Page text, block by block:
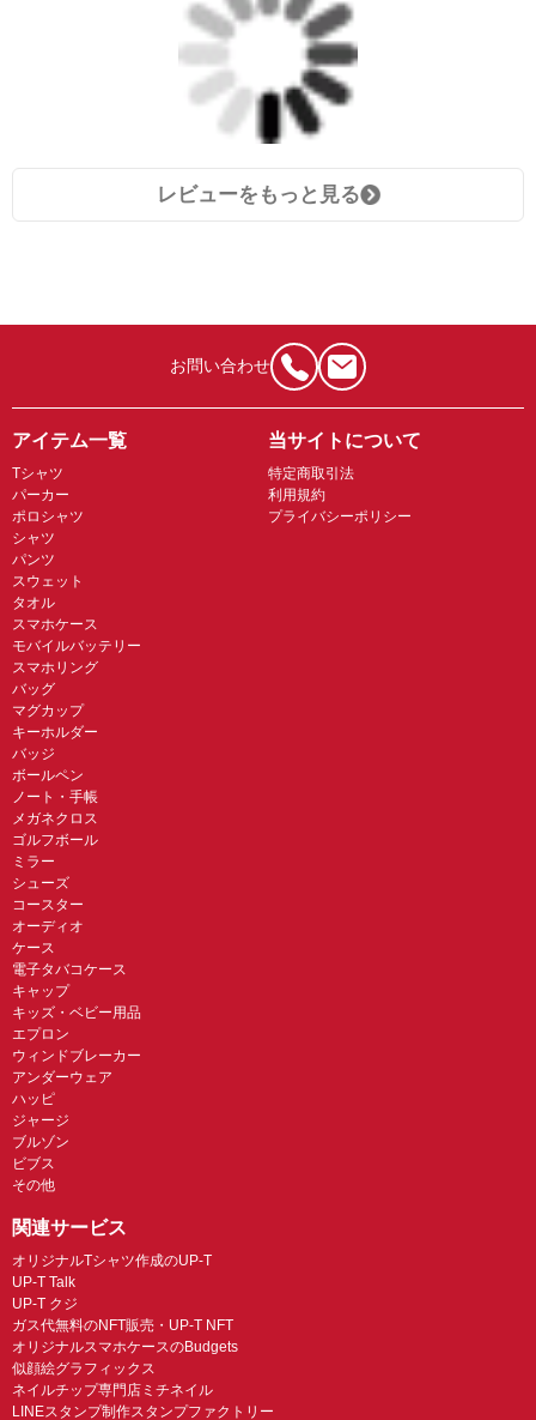
レビューをもっと見る
お問い合わせ
アイテム一覧
Tシャツ
パーカー
ポロシャツ
シャツ
パンツ
スウェット
タオル
スマホケース
モバイルバッテリー
スマホリング
バッグ
マグカップ
キーホルダー
バッジ
ボールペン
ノート・手帳
メガネクロス
ゴルフボール
ミラー
シューズ
コースター
オーディオ
ケース
電子タバコケース
キャップ
キッズ・ベビー用品
エプロン
ウィンドブレーカー
アンダーウェア
ハッピ
ジャージ
ブルゾン
ビブス
その他
当サイトについて
特定商取引法
利用規約
プライバシーポリシー
関連サービス
オリジナルTシャツ作成のUP-T
UP-T Talk
UP-T クジ
ガス代無料のNFT販売・UP-T NFT
オリジナルスマホケースのBudgets
似顔絵グラフィックス
ネイルチップ専門店ミチネイル
LINEスタンプ制作スタンプファクトリー